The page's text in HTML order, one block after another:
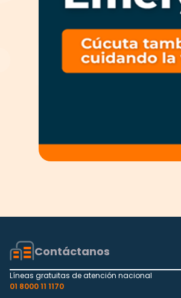
Contáctanos
Líneas gratuitas de atención nacional
01 8000 11 1170